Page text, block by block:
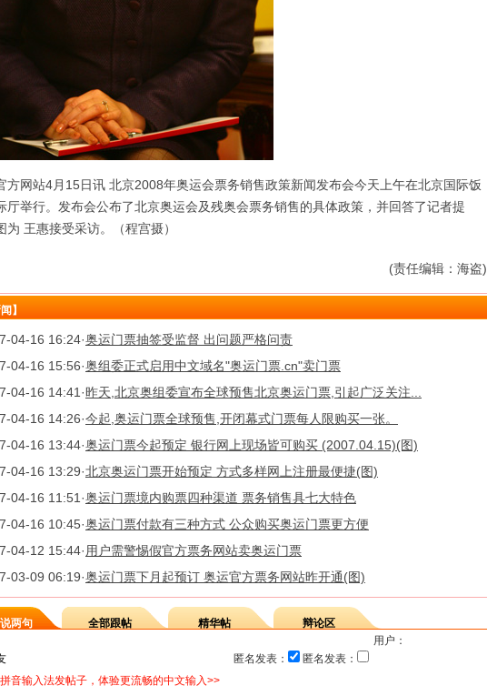
网站4月15日讯 北京2008年奥运会票务销售政策新闻发布会今天上午在北京国际饭
厅举行。发布会公布了北京奥运会及残奥会票务销售的具体政策，并回答了记者提
为 王惠接受采访。（程宫摄）
(责任编辑：海盗)
】
04-16 16:24·奥运门票抽签受监督 出问题严格问责
04-16 15:56·奥组委正式启用中文域名"奥运门票.cn"卖门票
04-16 14:41 ·昨天,北京奥组委宣布全球预售北京奥运门票,引起广泛关注...
04-16 14:26·今起,奥运门票全球预售,开闭幕式门票每人限购买一张。
04-16 13:44·奥运门票今起预定 银行网上现场皆可购买 (2007.04.15)(图)
04-16 13:29·北京奥运门票开始预定 方式多样网上注册最便捷(图)
04-16 11:51 ·奥运门票境内购票四种渠道 票务销售具七大特色
04-16 10:45·奥运门票付款有三种方式 公众购买奥运门票更方便
04-12 15:44· 用户需警惕假官方票务网站卖奥运门票
03-09 06:19·奥运门票下月起预订 奥运官方票务网站昨开通(图)
两句 全部跟帖 精华帖
辩论区
用户：
匿名发表：
匿名发表：
音输入法发帖子，体验更流畅的中文输入>>